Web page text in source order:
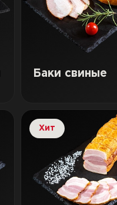
Баки свиные
Хит